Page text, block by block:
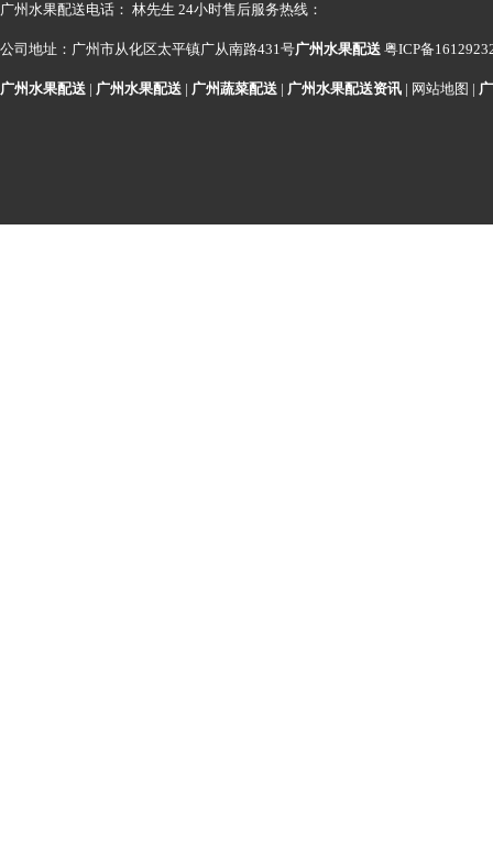
广州水果配送电话： 林先生 24小时售后服务热线：
公司地址：广州市从化区太平镇广从南路431号广州水果配送 粤ICP备
广州水果配送 | 广州水果配送 | 广州蔬菜配送 | 广州水果配送资讯 | 网站地图 |